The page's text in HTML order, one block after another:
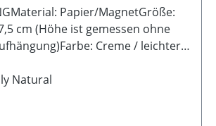
Papier/MagnetGröße:
cm (Höhe ist gemessen ohne
Creme / leichter
zu dir nach Hause. Mit
Natural